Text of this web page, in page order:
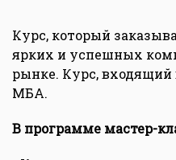
Курс, который
ярких и успешных
рынке. Курс,
МБА.
В программе мастер-